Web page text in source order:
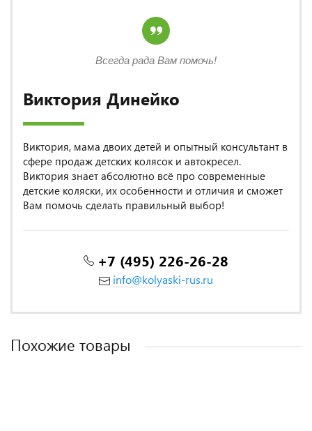
Виктория Динейко
Виктория, мама двоих детей и опытный консультант в
сфере продаж детских колясок и автокресел.
Виктория знает абсолютно всё про современные
детские коляски, их особенности и отличия и сможет
Вам помочь сделать правильный выбор!
+7 (495) 226-26-28
info@kolyaski-rus.ru
Всегда рада Вам помочь!
Похожие товары